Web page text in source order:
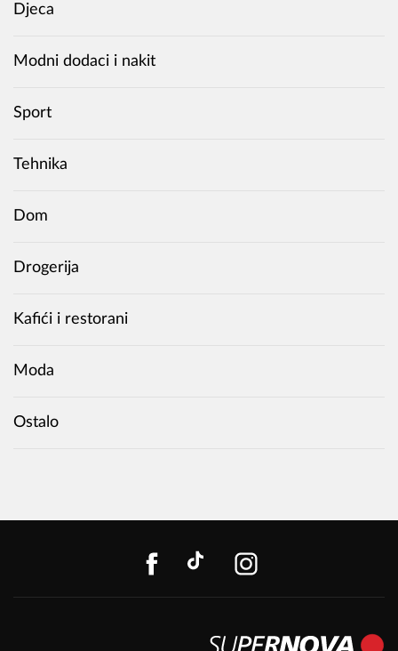
Djeca
Modni dodaci i nakit
Sport
Tehnika
Dom
Drogerija
Kafići i restorani
Moda
Ostalo
FACEBOOK
TIKTOK